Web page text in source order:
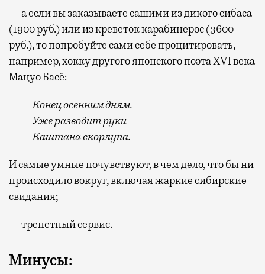
— а если вы заказываете сашими из дикого сибаса
(1900 руб.) или из креветок карабинерос (3600
руб.), то попробуйте сами себе процитировать,
например, хокку другого японского поэта XVI века
Мацуо Басё:
Конец осенним дням.
Уже разводит руки
Каштана скорлупа.
И самые умные почувствуют, в чем дело, что бы ни
происходило вокруг, включая жаркие сибирские
свидания;
— трепетный сервис.
Минусы: